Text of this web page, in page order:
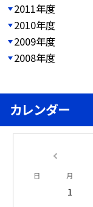
2011年度
2010年度
2009年度
2008年度
カレンダー
日 月
1